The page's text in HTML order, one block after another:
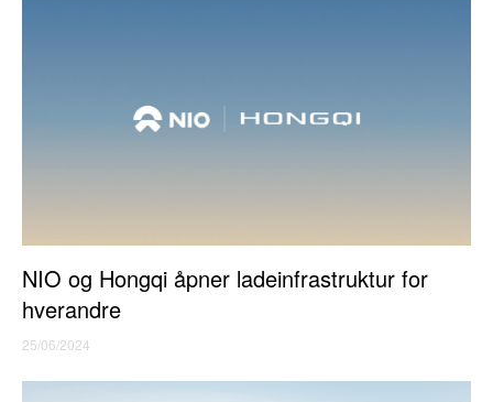
NIO og Hongqi åpner ladeinfrastruktur for
hverandre
25/06/2024